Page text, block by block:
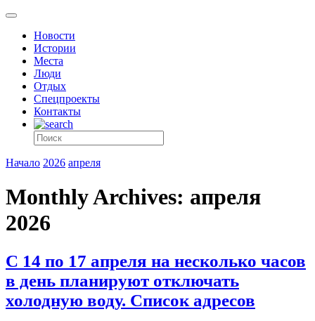
Новости
Истории
Места
Люди
Отдых
Спецпроекты
Контакты
Начало 2026 апреля
Monthly Archives: апреля
2026
С 14 по 17 апреля на несколько часов
в день планируют отключать
холодную воду. Список адресов